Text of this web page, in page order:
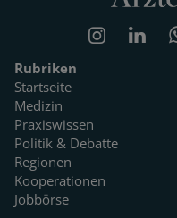
Rubriken
Startseite
Medizin
Praxiswissen
Politik & Debatte
Regionen
Kooperationen
Jobbörse